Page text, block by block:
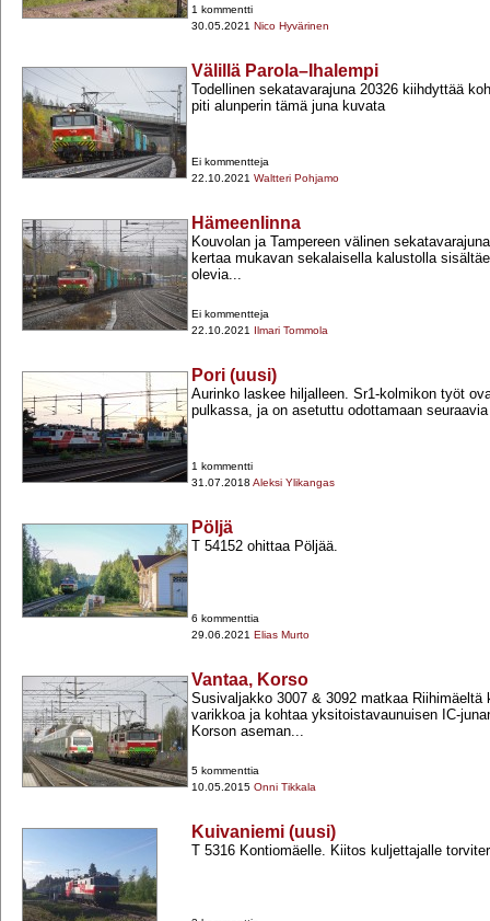
1 kommentti
30.05.2021 Nico Hyvärinen
Välillä Parola–Ihalempi
Todellinen sekatavarajuna 20326 kiihdyttää
piti alunperin tämä juna kuvata
Ei kommentteja
22.10.2021 Waltteri Pohjamo
Hämeenlinna
Kouvolan ja Tampereen välinen
kertaa mukavan sekalaisella kalustolla
olevia...
Ei kommentteja
22.10.2021 Ilmari Tommola
Pori (uusi)
Aurinko laskee hiljalleen. Sr1-​kolmikon työt
pulkassa, ja on asetuttu odottamaan
1 kommentti
31.07.2018 Aleksi Ylikangas
Pöljä
T 54152 ohittaa Pöljää.
6 kommenttia
29.06.2021 Elias Murto
Vantaa, Korso
Susivaljakko 3007 & 3092 matkaa Riihimäeltä
varikkoa ja kohtaa yksitoistavaunuisen IC-​
Korson aseman...
5 kommenttia
10.05.2015 Onni Tikkala
Kuivaniemi (uusi)
T 5316 Kontiomäelle. Kiitos kuljettajalle